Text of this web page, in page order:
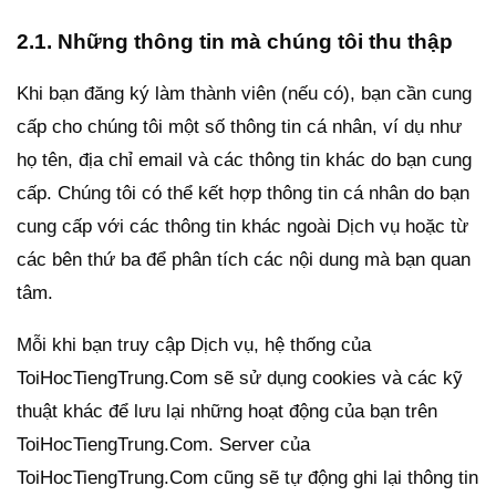
2.1. Những thông tin mà chúng tôi thu thập
Khi bạn đăng ký làm thành viên (nếu có), bạn cần cung
cấp cho chúng tôi một số thông tin cá nhân, ví dụ như
họ tên, địa chỉ email và các thông tin khác do bạn cung
cấp. Chúng tôi có thể kết hợp thông tin cá nhân do bạn
cung cấp với các thông tin khác ngoài Dịch vụ hoặc từ
các bên thứ ba để phân tích các nội dung mà bạn quan
tâm.
Mỗi khi bạn truy cập Dịch vụ, hệ thống của
ToiHocTiengTrung.Com sẽ sử dụng cookies và các kỹ
thuật khác để lưu lại những hoạt động của bạn trên
ToiHocTiengTrung.Com. Server của
ToiHocTiengTrung.Com cũng sẽ tự động ghi lại thông tin